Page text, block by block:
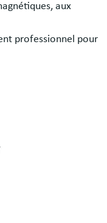
aux
professionnel pour